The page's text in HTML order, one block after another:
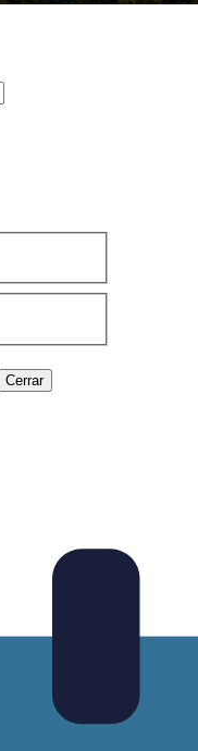
Cerrar